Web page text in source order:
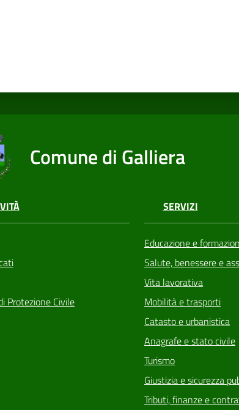
Comune di Galliera
Protezione Civile
SERVIZI
Educazione e
Salute, benessere e
Vita lavorativa
Mobilità e trasporti
Catasto e urbanistica
Anagrafe e stato civile
Turismo
Giustizia e sicurezza
Tributi, finanze e